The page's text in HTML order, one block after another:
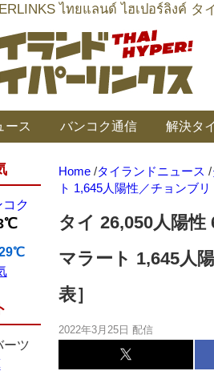
ไทยแลนด์ ไฮเปอร์ลิงค์ タ
ース バンコク通信 解決タ
ク
ーツ
Home /タイランドニュース /
ト 1,645人陽性／チョンブ
タイ 26,050人陽
マラート 1,645人
表］
2022年3月25日 配信